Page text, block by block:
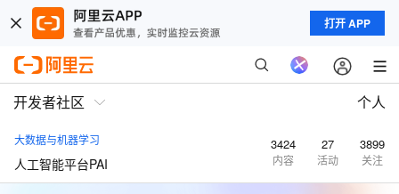
打开 APP
开发者社区 个人
大数据与机器学习
人工智能平台PAI
3424
内容
27
活动
3899
关注